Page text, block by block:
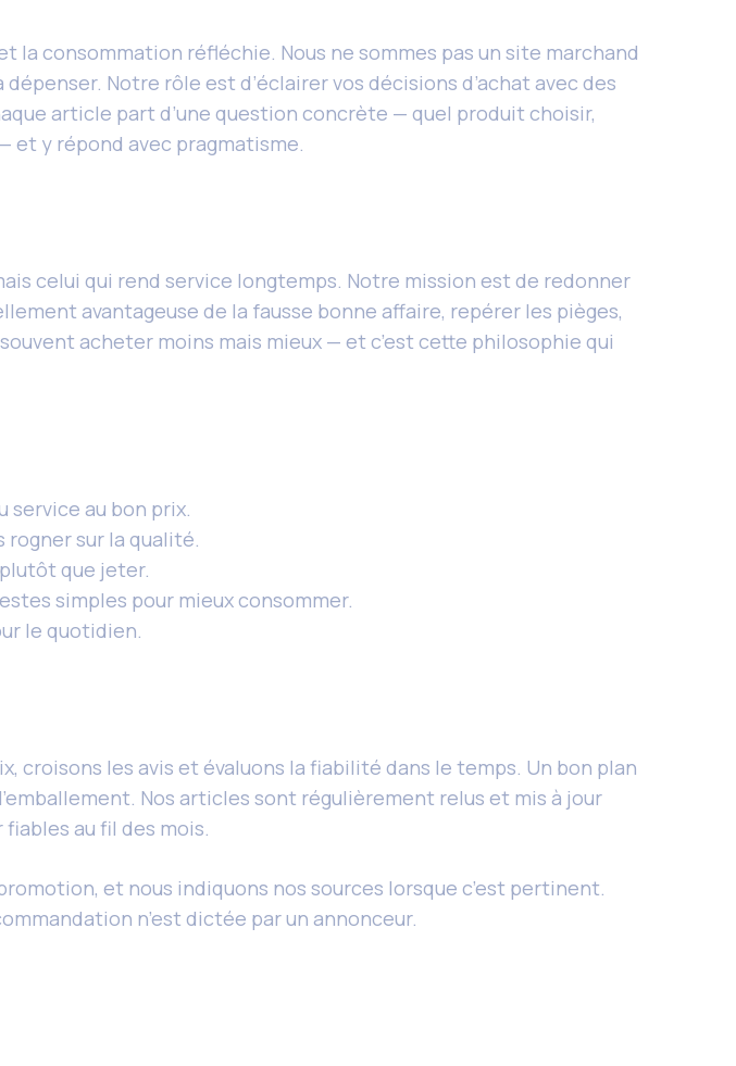
la consommation réfléchie. Nous ne sommes pas un site marchand
Notre rôle est d’éclairer vos décisions d’achat avec des
article part d’une question concrète — quel produit choisir,
et y répond avec pragmatisme.
celui qui rend service longtemps. Notre mission est de redonner
avantageuse de la fausse bonne affaire, repérer les pièges,
acheter moins mais mieux — et c’est cette philosophie qui
service au bon prix.
rogner sur la qualité.
que jeter.
simples pour mieux consommer.
le quotidien.
croisons les avis et évaluons la fiabilité dans le temps. Un bon plan
Nos articles sont régulièrement relus et mis à jour
au fil des mois.
et nous indiquons nos sources lorsque c’est pertinent.
n’est dictée par un annonceur.